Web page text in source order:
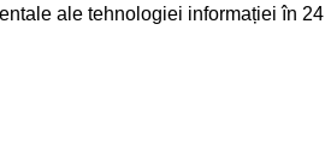
ale tehnologiei informației în